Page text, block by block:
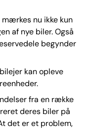
nu ikke kun
af nye biler. Også
begynder
kan opleve
fra en række
deres biler på
det er et problem,